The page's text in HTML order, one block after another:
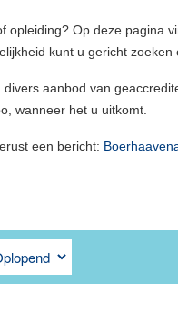
opleiding? Op deze pagina
kunt u gericht
aanbod van
wanneer het u uitkomt.
een bericht: